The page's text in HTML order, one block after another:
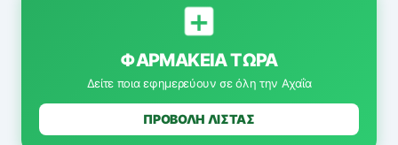
ΦΑΡΜΑΚΕΊΑ ΤΏΡΑ
Δείτε ποια εφημερεύουν σε όλη την Αχαΐα
ΠΡΟΒΟΛΗ ΛΙΣΤΑΣ